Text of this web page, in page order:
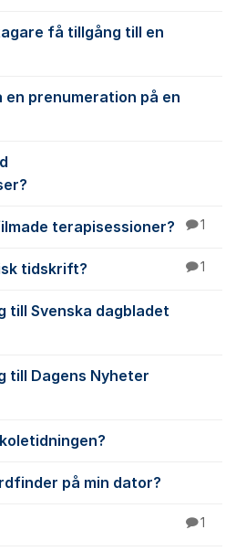
få tillgång till en
prenumeration på en
terapisessioner? 1
tidskrift? 1
till Svenska dagbladet
till Dagens Nyheter
på min dator?
1